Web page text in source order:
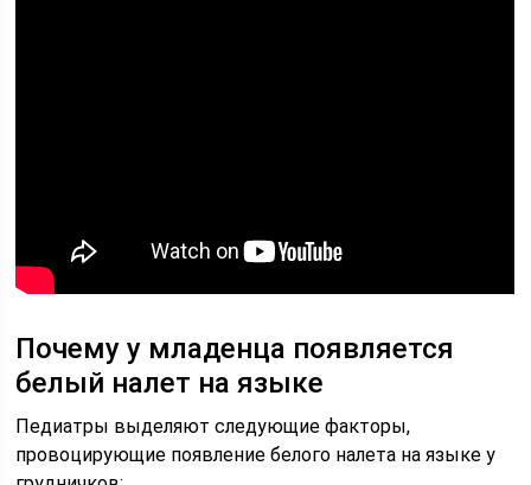
Почему у младенца появляется
белый налет на языке
Педиатры выделяют следующие факторы,
провоцирующие появление белого налета на языке у